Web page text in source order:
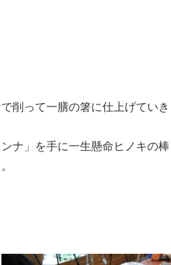
削って一膳の箸に仕上げていき
ナ」を手に一生懸命ヒノキの